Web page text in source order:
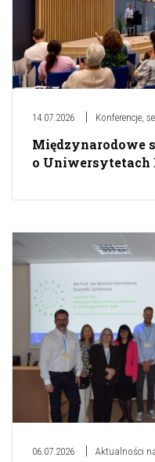
14.07.2026 Konferencje,
Międzynarodowe
o Uniwersytetach
06.07.2026 Aktualności